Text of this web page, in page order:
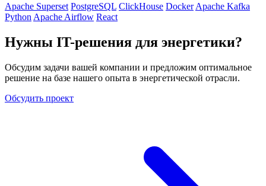
Apache Superset PostgreSQL ClickHouse Docker Apache Kafka
Python Apache Airflow React
Нужны IT-решения для энергетики?
Обсудим задачи вашей компании и предложим оптимальное
решение на базе нашего опыта в энергетической отрасли.
Обсудить проект